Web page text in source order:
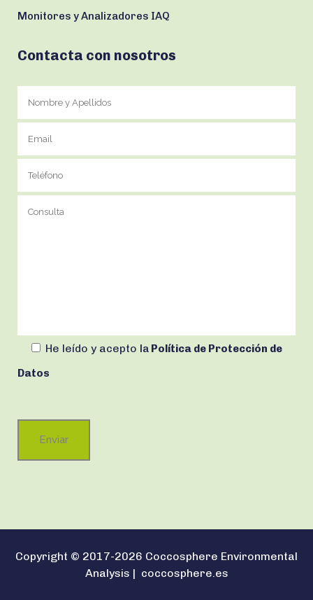
Monitores y Analizadores IAQ
Contacta con nosotros
He leído y acepto la Política de Protección de
Datos
Copyright © 2017-2026 Coccosphere Environmental
Analysis | coccosphere.es